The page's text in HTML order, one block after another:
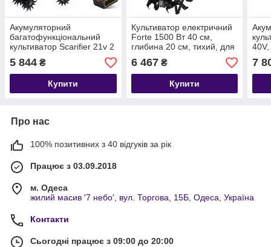
Акумуляторний
багатофункціональний
культиватор Scarifier 21v 2
шт АКБ
5 844 ₴
Купити
Культиватор електричний
Forte 1500 Вт 40 см,
глибина 20 см, тихий, для
дачі та теплиць
6 467₴
Купити
7
Про нас
100% позитивних з 40 відгуків за рік
Працює з 03.09.2018
м. Одеса
жилий масив '7 небо', вул. Торгова, 15Б, Одеса, Україна
Контакти
Сьогодні працює з 09:00 до 20:00